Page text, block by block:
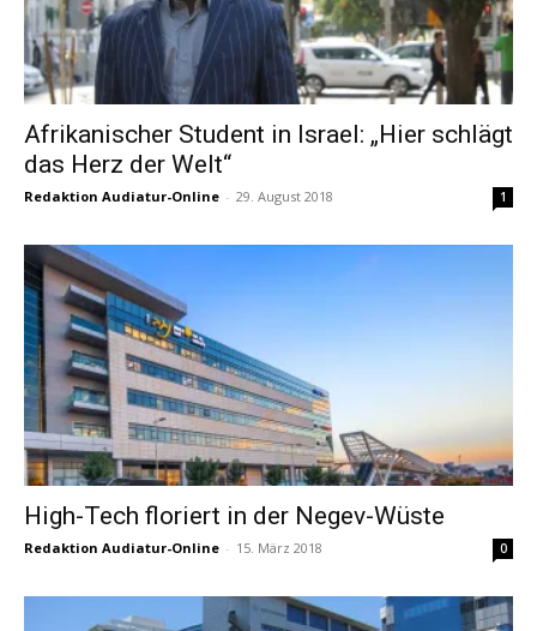
Afrikanischer Student in Israel: „Hier schlägt
das Herz der Welt“
Redaktion Audiatur-Online - 29. August 2018 1
High-Tech floriert in der Negev-Wüste
Redaktion Audiatur-Online - 15. März 2018 0